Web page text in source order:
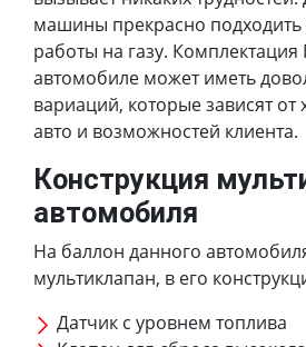
машины прекрасно подходить
работы на газу.
автомобиле может иметь
вариаций, которые зависят от
авто и возможностей клиента.
Конструкция
автомобиля
На баллон данного
мультиклапан, в его
Датчик с уровнем топлива